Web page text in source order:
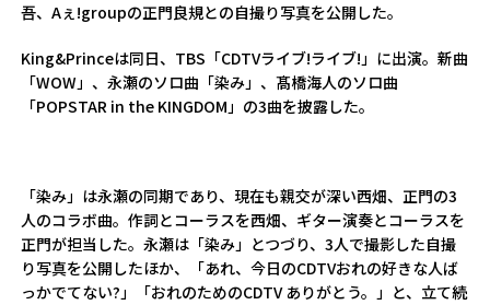
吾、Aぇ!groupの正門良規との自撮り写真を公開した。
King&Princeは同日、TBS「CDTVライブ!ライブ!」に出演。新曲
「WOW」、永瀬のソロ曲「染み」、髙橋海人のソロ曲
「POPSTAR in the KINGDOM」の3曲を披露した。
「染み」は永瀬の同期であり、現在も親交が深い西畑、正門の3
人のコラボ曲。作詞とコーラスを西畑、ギター演奏とコーラスを
正門が担当した。永瀬は「染み」とつづり、3人で撮影した自撮
り写真を公開したほか、「あれ、今日のCDTVおれの好きな人ば
っかでてない?」「おれのためのCDTV ありがとう。」と、立て続